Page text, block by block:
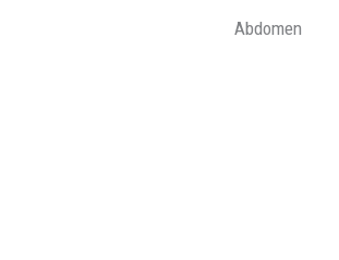
Abdomen